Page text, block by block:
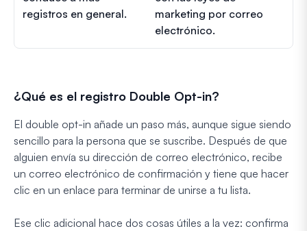
registros en general.
marketing por correo
electrónico.
¿Qué es el registro Double Opt-in?
El double opt-in añade un paso más, aunque sigue siendo
sencillo para la persona que se suscribe. Después de que
alguien envía su dirección de correo electrónico, recibe
un correo electrónico de confirmación y tiene que hacer
clic en un enlace para terminar de unirse a tu lista.
Ese clic adicional hace dos cosas útiles a la vez: confirma